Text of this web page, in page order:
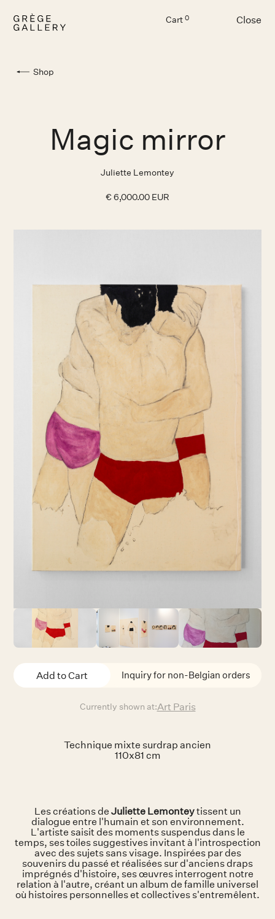
Cart 0 Close
Shop
Magic mirror
Juliette Lemontey
€ 6,000.00 EUR
Inquiry for non-Belgian orders
Currently shown at:Art Paris
Technique mixte surdrap ancien
110x81 cm
Les créations deJuliette Lemonteytissent un
dialogue entre l'humain et son environnement.
L'artiste saisit des moments suspendus dans le
temps, ses toiles suggestives invitant à l'introspection
avec des sujets sans visage. Inspirées par des
souvenirs du passé et réalisées sur d'anciens draps
imprégnés d'histoire, ses œuvres interrogent notre
relation à l'autre, créant un album de famille universel
où histoires personnelles et collectives s'entremêlent.